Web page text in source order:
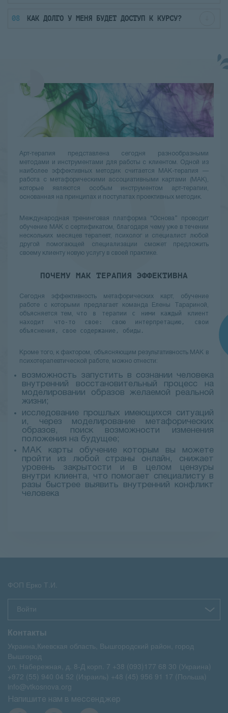
КАК ДОЛГО У МЕНЯ БУДЕТ ДОСТУП К КУРСУ?
Арт-терапия представлена сегодня разнообразными
методами и инструментами для работы с клиентом. Одной из
наиболее эффективных методик считается
МАК-терапия
—
работа с метафорическими ассоциативными картами (МАК),
которые являются особым инструментом арт-терапии,
основанная на принципах и постулатах проективных методик.
Международная тренинговая платформа “Основа” проводит
обучение МАК с сертификатом
, благодаря чему уже в течении
нескольких месяцев терапевт, психолог и специалист любой
другой помогающей специализации сможет предложить
своему клиенту новую услугу в своей практике.
ПОЧЕМУ МАК ТЕРАПИЯ ЭФФЕКТИВНА
Сегодня эффективность метафорических карт, обучение
работе с которыми предлагает команда Елены Тарариной,
объясняется тем, что в терапии с ними каждый клиент
находит что-то свое: свою интерпретацию, свои
объяснения, свое содержание, обиды.
Кроме того, к фактором, объясняющим результативность МАК в
психотерапевтической работе, можно отнести:
возможность запустить в сознании человека
внутренний восстановительный процесс на
моделировании образов желаемой реальной
жизни;
исследование прошлых имеющихся ситуаций
и, через моделирование метафорических
образов, поиск возможности изменения
положения на будущее;
МАК карты обучение которым вы можете
пройти из любой страны онлайн, снижает
уровень закрытости и в целом цензуры
внутри клиента, что помогает специалисту в
разы быстрее выявить внутренний конфликт
человека
ФОП Ерко Т.И.
Войти
Контакты
Украина,Киевская область, Вышгородский район, город
Вышгород
ул. Набережная, д. 8-Д корп. 7 +38 (093)177 68 30 (Украина)
+972 (55) 940 04 52 (Израиль) +48 (45) 956 91 17 (Польша)
info@vtkosnova.org
Напишите нам в мессенджер